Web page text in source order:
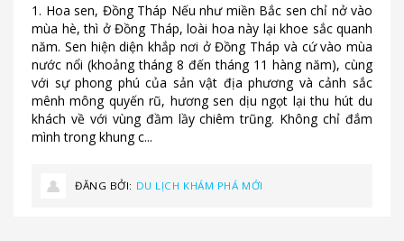
1. Hoa sen, Đồng Tháp Nếu như miền Bắc sen chỉ nở vào
mùa hè, thì ở Đồng Tháp, loài hoa này lại khoe sắc quanh
năm. Sen hiện diện khắp nơi ở Đồng Tháp và cứ vào mùa
nước nổi (khoảng tháng 8 đến tháng 11 hàng năm), cùng
với sự phong phú của sản vật địa phương và cảnh sắc
mênh mông quyến rũ, hương sen dịu ngọt lại thu hút du
khách về với vùng đầm lầy chiêm trũng. Không chỉ đắm
mình trong khung c...
ĐĂNG BỞI: DU LỊCH KHÁM PHÁ MỚI